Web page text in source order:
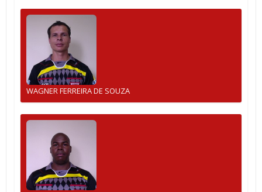
WAGNER FERREIRA DE SOUZA